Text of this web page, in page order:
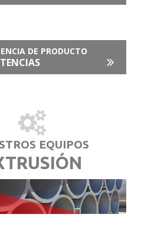
DE PRODUCTO
EQUIPOS